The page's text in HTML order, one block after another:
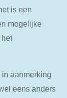
is een
mogelijke
aanmerking
eens anders